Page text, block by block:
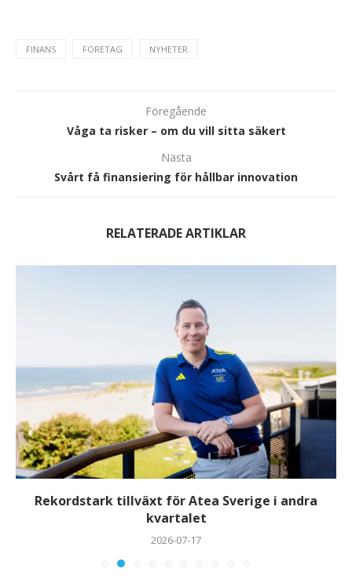
FINANS FÖRETAG NYHETER
Föregående
Våga ta risker – om du vill sitta säkert
Nästa
Svårt få finansiering för hållbar innovation
RELATERADE ARTIKLAR
Rekordstark tillväxt för Atea Sverige i andra
kvartalet
2026-07-17